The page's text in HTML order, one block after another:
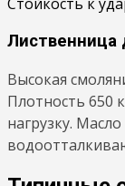
Лиственница
Высокая
Плотность 650
нагрузку.